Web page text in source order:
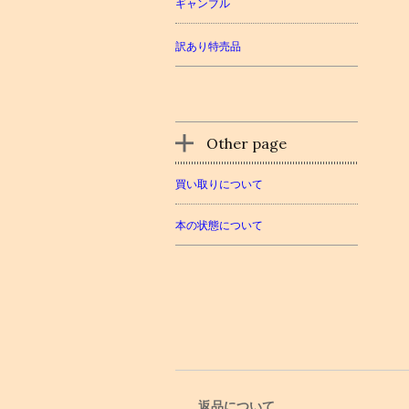
ギャンブル
訳あり特売品
Other page
買い取りについて
本の状態について